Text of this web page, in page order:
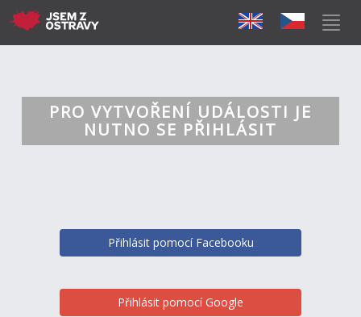
PRO VYTVOŘENÍ UDÁLOSTI JE
NUTNO SE PŘIHLÁSIT
Přihlásit pomocí Facebooku
Přihlásit pomocí Google